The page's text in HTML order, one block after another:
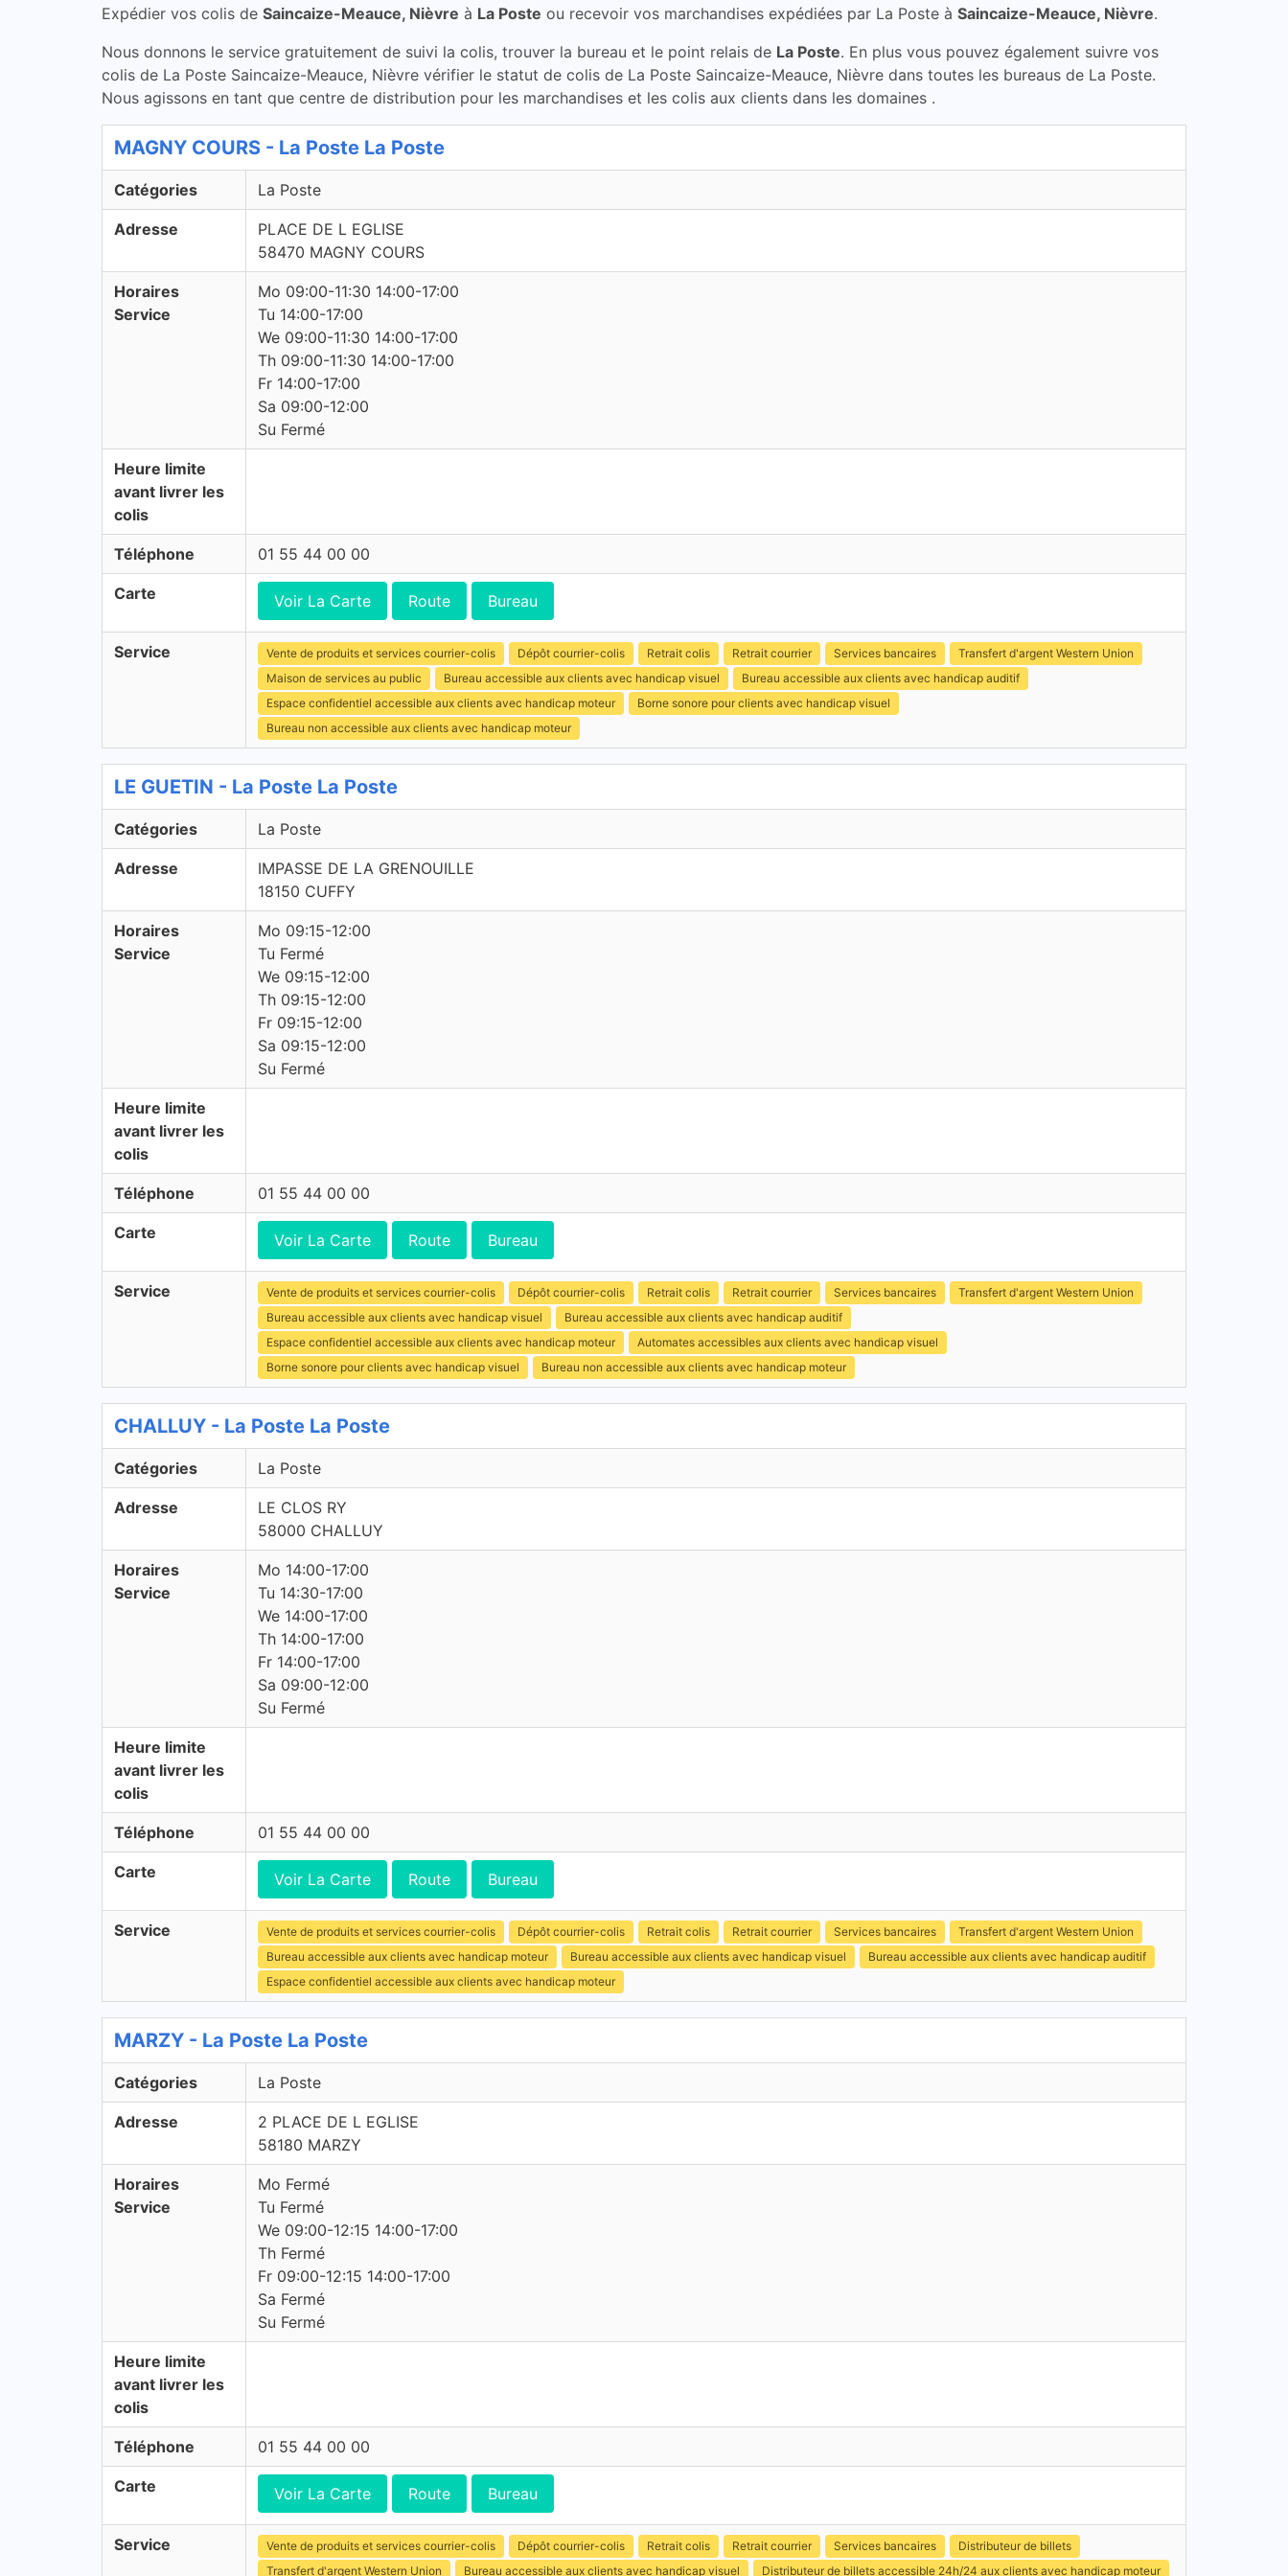
Expédier vos colis de Saincaize-Meauce, Nièvre à La Poste ou recevoir vos marchandises expédiées par La Poste à Saincaize-Meauce, Nièvre.
Nous donnons le service gratuitement de suivi la colis, trouver la bureau et le point relais de La Poste. En plus vous pouvez également suivre vos
colis de La Poste Saincaize-Meauce, Nièvre vérifier le statut de colis de La Poste Saincaize-Meauce, Nièvre dans toutes les bureaus de La Poste.
Nous agissons en tant que centre de distribution pour les marchandises et les colis aux clients dans les domaines .
MAGNY COURS - La Poste La Poste
Catégories La Poste
Adresse
PLACE DE L EGLISE
58470 MAGNY COURS
Horaires
Service
Mo 09:00-11:30 14:00-17:00
Tu 14:00-17:00
We 09:00-11:30 14:00-17:00
Th 09:00-11:30 14:00-17:00
Fr 14:00-17:00
Sa 09:00-12:00
Su Fermé
Heure limite
avant livrer les
colis
Téléphone 01 55 44 00 00
Carte Voir La Carte Route Bureau
Service Vente de produits et services courrier-colis Dépôt courrier-colis Retrait colis Retrait courrier Services bancaires
Transfert d'argent Western Union
Maison de services au public
Bureau accessible aux clients avec handicap visuel
Bureau accessible aux clients avec handicap auditif
Espace confidentiel accessible aux clients avec handicap moteur
Borne sonore pour clients avec handicap visuel
Bureau non accessible aux clients avec handicap moteur
LE GUETIN - La Poste La Poste
Catégories La Poste
Adresse
IMPASSE DE LA GRENOUILLE
18150 CUFFY
Horaires
Service
Mo 09:15-12:00
Tu Fermé
We 09:15-12:00
Th 09:15-12:00
Fr 09:15-12:00
Sa 09:15-12:00
Su Fermé
Heure limite
avant livrer les
colis
Téléphone 01 55 44 00 00
Carte Voir La Carte Route Bureau
Service Vente de produits et services courrier-colis Dépôt courrier-colis Retrait colis Retrait courrier Services bancaires
Transfert d'argent Western Union
Bureau accessible aux clients avec handicap visuel
Bureau accessible aux clients avec handicap auditif
Espace confidentiel accessible aux clients avec handicap moteur
Automates accessibles aux clients avec handicap visuel
Borne sonore pour clients avec handicap visuel
Bureau non accessible aux clients avec handicap moteur
CHALLUY - La Poste La Poste
Catégories La Poste
Adresse
LE CLOS RY
58000 CHALLUY
Horaires
Service
Mo 14:00-17:00
Tu 14:30-17:00
We 14:00-17:00
Th 14:00-17:00
Fr 14:00-17:00
Sa 09:00-12:00
Su Fermé
Heure limite
avant livrer les
colis
Téléphone 01 55 44 00 00
Carte Voir La Carte Route Bureau
Service Vente de produits et services courrier-colis Dépôt courrier-colis Retrait colis Retrait courrier Services bancaires
Transfert d'argent Western Union
Bureau accessible aux clients avec handicap moteur
Bureau accessible aux clients avec handicap visuel
Bureau accessible aux clients avec handicap auditif
Espace confidentiel accessible aux clients avec handicap moteur
MARZY - La Poste La Poste
Catégories La Poste
Adresse
2 PLACE DE L EGLISE
58180 MARZY
Horaires
Service
Mo Fermé
Tu Fermé
We 09:00-12:15 14:00-17:00
Th Fermé
Fr 09:00-12:15 14:00-17:00
Sa Fermé
Su Fermé
Heure limite
avant livrer les
colis
Téléphone 01 55 44 00 00
Carte Voir La Carte Route Bureau
Service Vente de produits et services courrier-colis Dépôt courrier-colis Retrait colis Retrait courrier Services bancaires
Distributeur de billets
Transfert d'argent Western Union
Bureau accessible aux clients avec handicap visuel Distributeur de billets accessible 24h/24 aux clients avec handicap moteur